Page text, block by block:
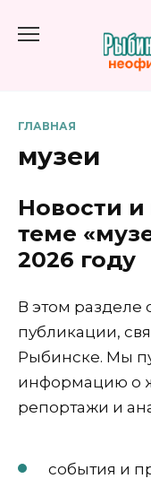
содержанию
ГЛАВНАЯ
музеи
Новости
теме
2026 году
В этом разделе
публикации,
Рыбинске. Мы
информацию о
репортажи и
события и